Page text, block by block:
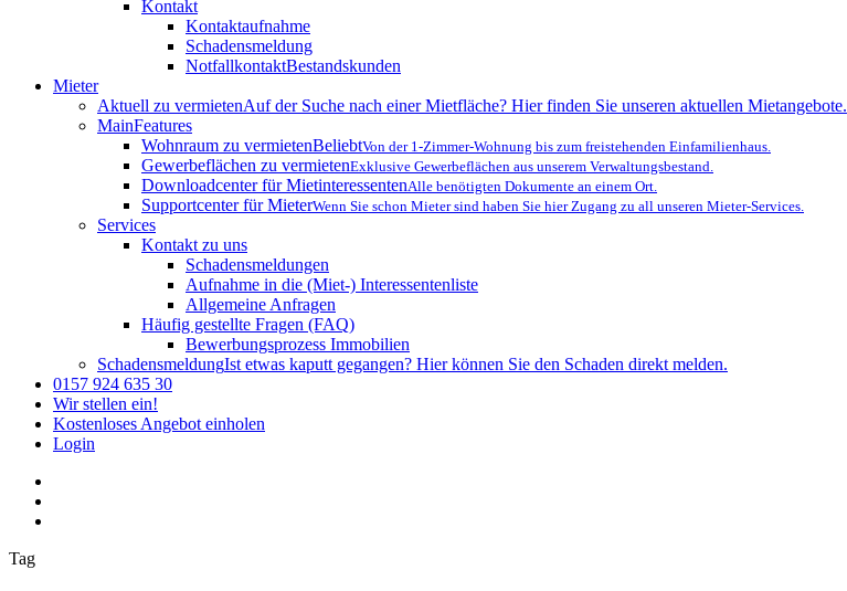
Kontakt
Kontaktaufnahme
Schadensmeldung
NotfallkontaktBestandskunden
Mieter
Aktuell zu vermietenAuf der Suche nach einer Mietfläche? Hier finden Sie unseren aktuellen Mietangebote.
MainFeatures
Wohnraum zu vermietenBeliebtVon der 1-Zimmer-Wohnung bis zum freistehenden Einfamilienhaus.
Gewerbeflächen zu vermietenExklusive Gewerbeflächen aus unserem Verwaltungsbestand.
Downloadcenter für MietinteressentenAlle benötigten Dokumente an einem Ort.
Supportcenter für MieterWenn Sie schon Mieter sind haben Sie hier Zugang zu all unseren Mieter-Services.
Services
Kontakt zu uns
Schadensmeldungen
Aufnahme in die (Miet-) Interessentenliste
Allgemeine Anfragen
Häufig gestellte Fragen (FAQ)
Bewerbungsprozess Immobilien
SchadensmeldungIst etwas kaputt gegangen? Hier können Sie den Schaden direkt melden.
0157 924 635 30
Wir stellen ein!
Kostenloses Angebot einholen
Login
Tag